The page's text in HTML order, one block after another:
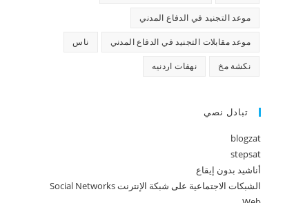
موعد التجنيد في الدفاع المدني
موعد مقابلات التجنيد في الدفاع المدني ناس
نكشة مخ نهفات اردنيه
تبادل نصي
blogzat
stepsat
أناشيد بدون إيقاع
الشبكات الاجتماعية على شبكة الإنترنت Social Networks